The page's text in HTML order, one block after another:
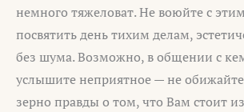
немного тяжеловат. Не воюйте с
посвятить день тихим делам,
без шума. Возможно, в общении с
услышите неприятное — не
зерно правды о том, что Вам стоит